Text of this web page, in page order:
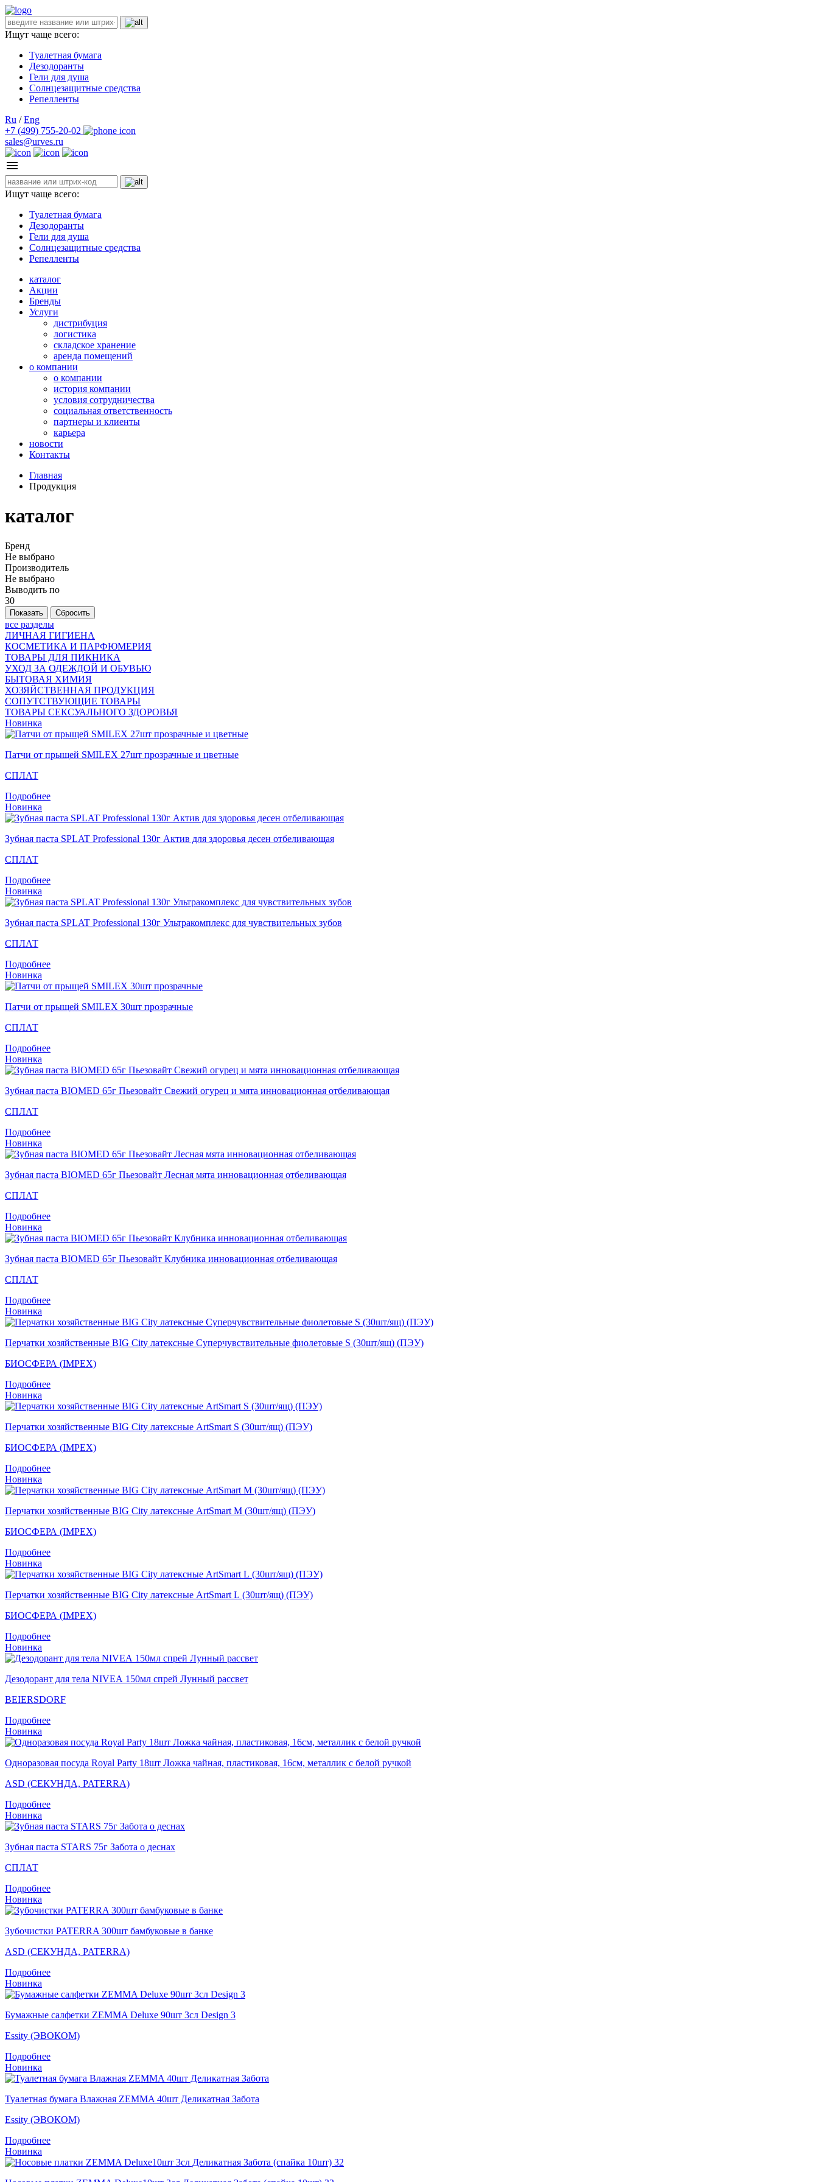
Ищут чаще всего:
Туалетная бумага
Дезодоранты
Гели для душа
Солнцезащитные средства
Репелленты
Ru / Eng
+7 (499) 755-20-02
sales@urves.ru
Ищут чаще всего:
Туалетная бумага
Дезодоранты
Гели для душа
Солнцезащитные средства
Репелленты
каталог
Акции
Бренды
Услуги
дистрибуция
логистика
складское хранение
аренда помещений
о компании
о компании
история компании
условия сотрудничества
социальная ответственность
партнеры и клиенты
карьера
новости
Контакты
Главная
Продукция
каталог
Бренд
Не выбрано
Производитель
Не выбрано
Выводить по
30
все разделы
ЛИЧНАЯ ГИГИЕНА
КОСМЕТИКА И ПАРФЮМЕРИЯ
ТОВАРЫ ДЛЯ ПИКНИКА
УХОД ЗА ОДЕЖДОЙ И ОБУВЬЮ
БЫТОВАЯ ХИМИЯ
ХОЗЯЙСТВЕННАЯ ПРОДУКЦИЯ
СОПУТСТВУЮЩИЕ ТОВАРЫ
ТОВАРЫ СЕКСУАЛЬНОГО ЗДОРОВЬЯ
Новинка
Патчи от прыщей SMILEX 27шт прозрачные и цветные
СПЛАТ
Подробнее
Новинка
Зубная паста SPLAT Professional 130г Актив для здоровья десен отбеливающая
СПЛАТ
Подробнее
Новинка
Зубная паста SPLAT Professional 130г Ультракомплекс для чувствительных зубов
СПЛАТ
Подробнее
Новинка
Патчи от прыщей SMILEX 30шт прозрачные
СПЛАТ
Подробнее
Новинка
Зубная паста BIOMED 65г Пьезовайт Свежий огурец и мята инновационная отбеливающая
СПЛАТ
Подробнее
Новинка
Зубная паста BIOMED 65г Пьезовайт Лесная мята инновационная отбеливающая
СПЛАТ
Подробнее
Новинка
Зубная паста BIOMED 65г Пьезовайт Клубника инновационная отбеливающая
СПЛАТ
Подробнее
Новинка
Перчатки хозяйственные BIG City латексные Суперчувствительные фиолетовые S (30шт/ящ) (ПЭУ)
БИОСФЕРА (IMPEX)
Подробнее
Новинка
Перчатки хозяйственные BIG City латексные ArtSmart S (30шт/ящ) (ПЭУ)
БИОСФЕРА (IMPEX)
Подробнее
Новинка
Перчатки хозяйственные BIG City латексные ArtSmart M (30шт/ящ) (ПЭУ)
БИОСФЕРА (IMPEX)
Подробнее
Новинка
Перчатки хозяйственные BIG City латексные ArtSmart L (30шт/ящ) (ПЭУ)
БИОСФЕРА (IMPEX)
Подробнее
Новинка
Дезодорант для тела NIVEA 150мл спрей Лунный рассвет
BEIERSDORF
Подробнее
Новинка
Одноразовая посуда Royal Party 18шт Ложка чайная, пластиковая, 16см, металлик с белой ручкой
ASD (СЕКУНДА, PATERRA)
Подробнее
Новинка
Зубная паста STARS 75г Забота о деснах
СПЛАТ
Подробнее
Новинка
Зубочистки PATERRA 300шт бамбуковые в банке
ASD (СЕКУНДА, PATERRA)
Подробнее
Новинка
Бумажные салфетки ZEMMA Deluxe 90шт 3сл Design 3
Essity (ЭВОКОМ)
Подробнее
Новинка
Туалетная бумага Влажная ZEMMA 40шт Деликатная Забота
Essity (ЭВОКОМ)
Подробнее
Новинка